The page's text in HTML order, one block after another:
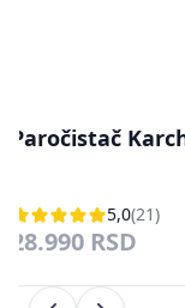
Paročistač
5,0(21)
28.990 RSD